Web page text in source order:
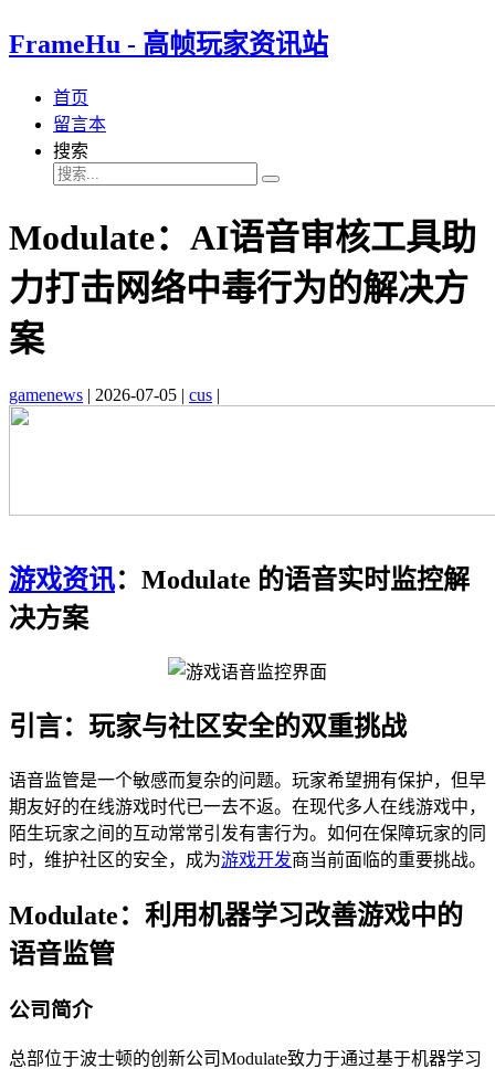
FrameHu - 高帧玩家资讯站
首页
留言本
搜索
Modulate：AI语音审核工具助
力打击网络中毒行为的解决方
案
gamenews | 2026-07-05 | cus |
游戏资讯：Modulate 的语音实时监控解
决方案
引言：玩家与社区安全的双重挑战
语音监管是一个敏感而复杂的问题。玩家希望拥有保护，但早
期友好的在线游戏时代已一去不返。在现代多人在线游戏中，
陌生玩家之间的互动常常引发有害行为。如何在保障玩家的同
时，维护社区的安全，成为游戏开发商当前面临的重要挑战。
Modulate：利用机器学习改善游戏中的
语音监管
公司简介
总部位于波士顿的创新公司Modulate致力于通过基于机器学习